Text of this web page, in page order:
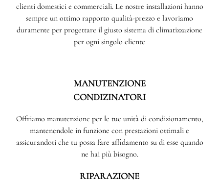
clienti domestici e commerciali. Le nostre installazioni hanno
sempre un ottimo rapporto qualità-prezzo e lavoriamo
duramente per progettare il giusto sistema di climatizzazione
per ogni singolo cliente
MANUTENZIONE
CONDIZINATORI
Offriamo manutenzione per le tue unità di condizionamento,
mantenendole in funzione con prestazioni ottimali e
assicurandoti che tu possa fare affidamento su di esse quando
ne hai più bisogno.
RIPARAZIONE